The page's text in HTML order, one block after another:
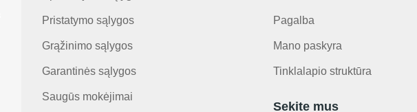
Pristatymo sąlygos
Grąžinimo sąlygos
Garantinės sąlygos
Saugūs mokėjimai
Pagalba
Mano paskyra
Tinklalapio struktūra
Sekite mus